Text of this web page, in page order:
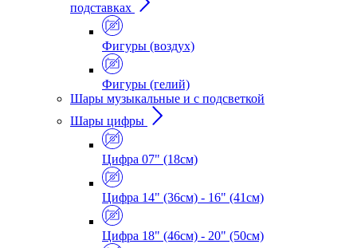
подставках
Фигуры (воздух)
Фигуры (гелий)
Шары музыкальные и с подсветкой
Шары цифры
Цифра 07" (18см)
Цифра 14" (36см) - 16" (41см)
Цифра 18" (46см) - 20" (50см)